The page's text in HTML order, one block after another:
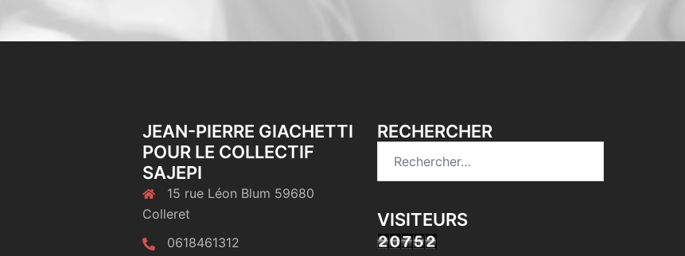
JEAN-PIERRE GIACHETTI
POUR LE COLLECTIF
SAJEPI
15 rue Léon Blum 59680
Colleret
0618461312
RECHERCHER
VISITEURS